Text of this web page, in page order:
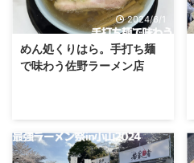
2024/6/1
めん処くりはら。手打ち麺
で味わう佐野ラーメン店